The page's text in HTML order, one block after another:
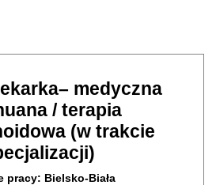
medyczna
/ terapia
(w trakcie
pracy: Bielsko-Biała